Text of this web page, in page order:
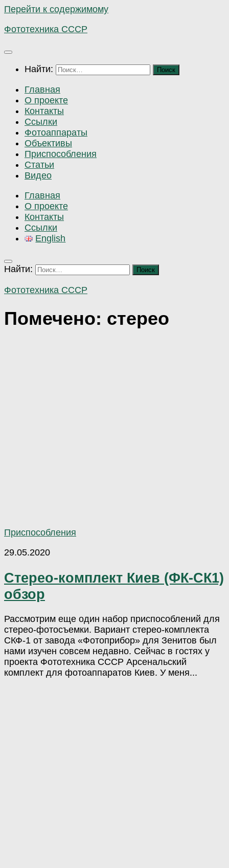
Перейти к содержимому
Фототехника СССР
Найти:
Главная
О проекте
Контакты
Ссылки
Фотоаппараты
Объективы
Приспособления
Статьи
Видео
Главная
О проекте
Контакты
Ссылки
English
Найти:
Фототехника СССР
Помечено: стерео
Приспособления
29.05.2020
Стерео-комплект Киев (ФК-СК1)
обзор
Рассмотрим еще один набор приспособлений для
стерео-фотосъемки. Вариант стерео-комплекта
СКФ-1 от завода «Фотоприбор» для Зенитов был
нами изучен совсем недавно. Сейчас в гостях у
проекта Фототехника СССР Арсенальский
комплект для фотоаппаратов Киев. У меня...